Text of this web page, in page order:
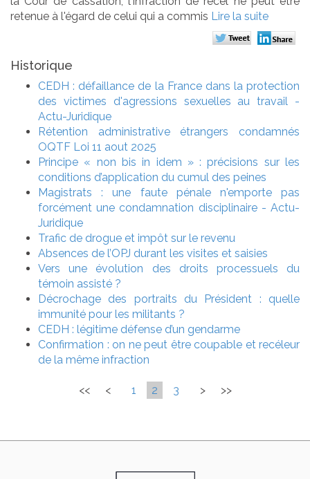
retenue à l'égard de celui qui a commis Lire la suite
Historique
CEDH : défaillance de la France dans la protection
des victimes d'agressions sexuelles au travail -
Actu-Juridique
Rétention administrative étrangers condamnés
OQTF Loi 11 aout 2025
Principe « non bis in idem » : précisions sur les
conditions d’application du cumul des peines
Magistrats : une faute pénale n'emporte pas
forcément une condamnation disciplinaire - Actu-
Juridique
Trafic de drogue et impôt sur le revenu
Absences de l’OPJ durant les visites et saisies
Vers une évolution des droits processuels du
témoin assisté ?
Décrochage des portraits du Président : quelle
immunité pour les militants ?
CEDH : légitime défense d’un gendarme
Confirmation : on ne peut être coupable et recéleur
de la même infraction
<< < 1 2 3 > >>